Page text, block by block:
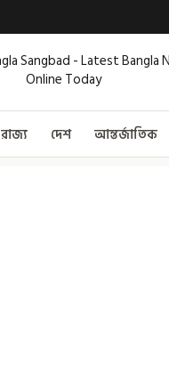
রাজ্য দেশ আন্তর্জাতিক